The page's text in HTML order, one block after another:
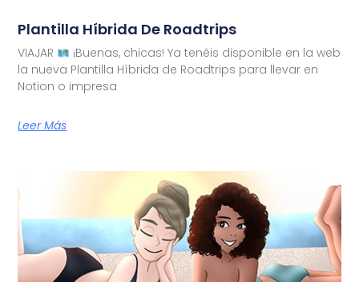
Plantilla Híbrida De Roadtrips
VIAJAR
¡Buenas, chicas! Ya tenéis disponible en la web
la nueva Plantilla Híbrida de Roadtrips para llevar en
Notion o impresa
Leer Más